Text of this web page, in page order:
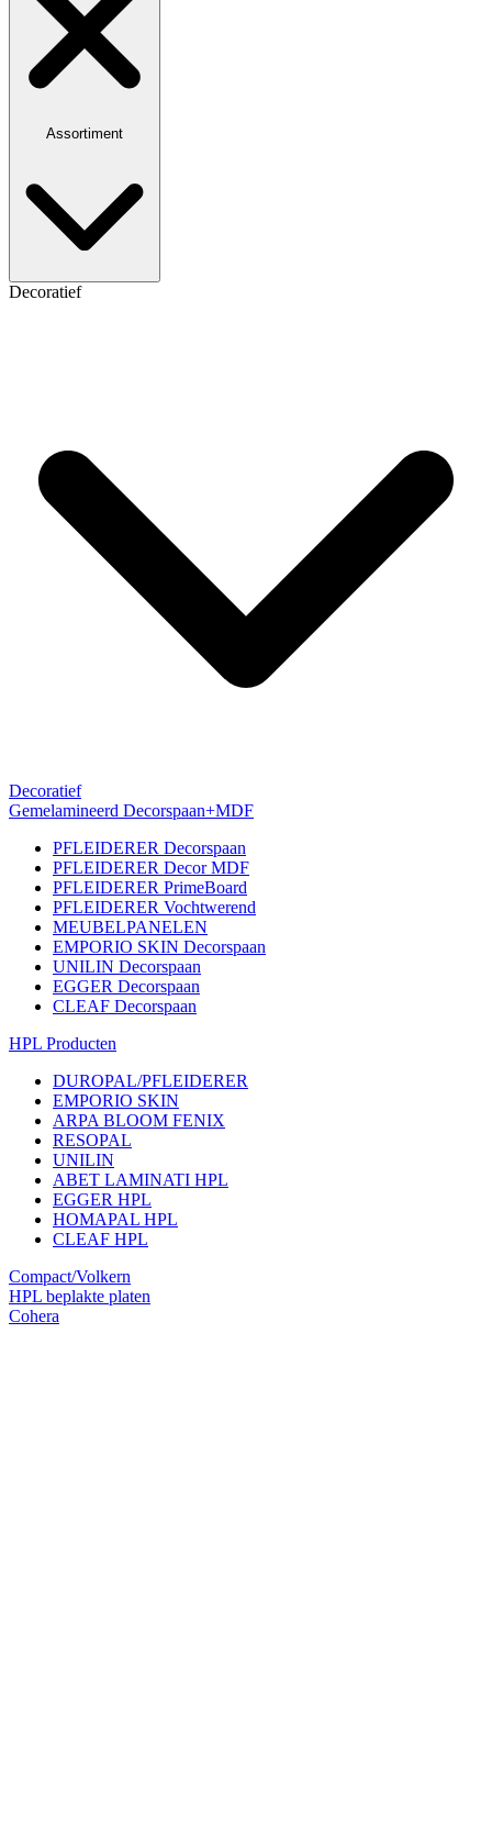
Assortiment
Decoratief
Decoratief
Gemelamineerd Decorspaan+MDF
PFLEIDERER Decorspaan
PFLEIDERER Decor MDF
PFLEIDERER PrimeBoard
PFLEIDERER Vochtwerend
MEUBELPANELEN
EMPORIO SKIN Decorspaan
UNILIN Decorspaan
EGGER Decorspaan
CLEAF Decorspaan
HPL Producten
DUROPAL/PFLEIDERER
EMPORIO SKIN
ARPA BLOOM FENIX
RESOPAL
UNILIN
ABET LAMINATI HPL
EGGER HPL
HOMAPAL HPL
CLEAF HPL
Compact/Volkern
HPL beplakte platen
Cohera